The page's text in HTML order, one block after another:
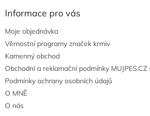
Informace pro vás
Moje objednávka
Věrnostní programy značek krmiv
Kamenný obchod
Obchodní a reklamační podmínky MUJPES.CZ
Podmínky ochrany osobních údajů
O MNĚ
O nás